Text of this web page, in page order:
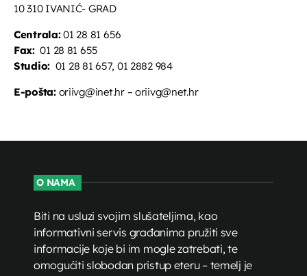
10 310 IVANIĆ- GRAD
Centrala:01 28 81 656
Fax:01 28 81 655
Studio: 01 28 81 657, 01 2882 984
E-pošta:oriivg@inet.hr – oriivg@net.hr
O NAMA
Biti na usluzi svojim slušateljima, kao
informativni servis građanima pružiti sve
informacije koje bi im mogle zatrebati, te
omogućiti slobodan pristup eteru – temelj je